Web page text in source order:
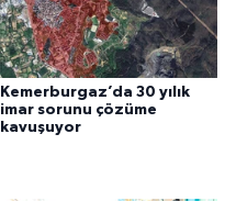
Kemerburgaz’da 30 yılık
imar sorunu çözüme
kavuşuyor